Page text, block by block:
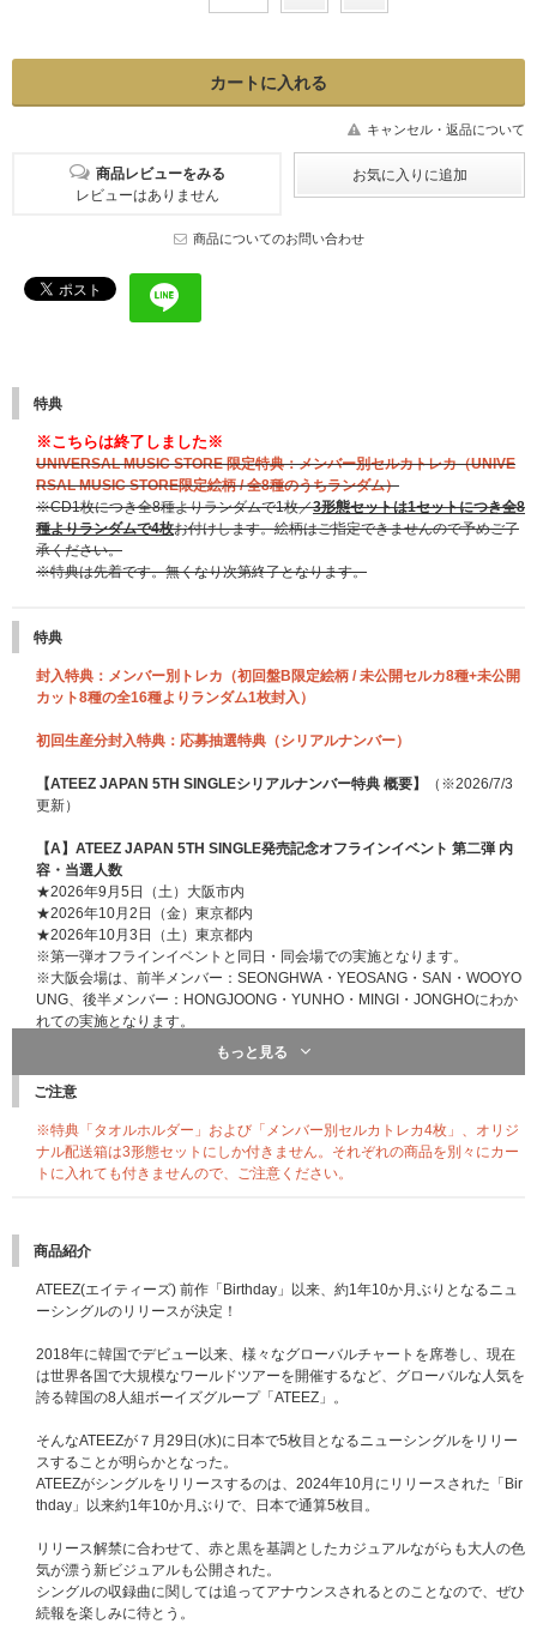
キャンセル・返品について
商品レビューをみる
レビューはありません
商品についてのお問い合わせ
特典
※こちらは終了しました※
UNIVERSAL MUSIC STORE 限定特典：メンバー別セルカトレカ（UNIVE
RSAL MUSIC STORE限定絵柄 / 全8種のうちランダム）
※CD1枚につき全8種よりランダムで1枚／3形態セットは1セットにつき全8
種よりランダムで4枚お付けします。絵柄はご指定できませんので予めご了
承ください。
※特典は先着です。無くなり次第終了となります。
特典
封入特典：メンバー別トレカ（初回盤B限定絵柄 / 未公開セルカ8種+未公開
カット8種の全16種よりランダム1枚封入）
初回生産分封入特典：応募抽選特典（シリアルナンバー）
【ATEEZ JAPAN 5TH SINGLEシリアルナンバー特典 概要】
（※2026/7/3
更新）
【A】ATEEZ JAPAN 5TH SINGLE発売記念オフラインイベント 第二弾 内
容・当選人数
★2026年9月5日（土）大阪市内
★2026年10月2日（金）東京都内
★2026年10月3日（土）東京都内
※第一弾オフラインイベントと同日・同会場での実施となります。
※大阪会場は、前半メンバー：SEONGHWA・YEOSANG・SAN・WOOYO
UNG、後半メンバー：HONGJOONG・YUNHO・MINGI・JONGHOにわか
れての実施となります。
【ATEEZ JAPAN OFFICIAL FANCLUB会員限定】
[当選人数] 東京・大阪共通：各日程60名、合計180名
[当選人数] 東京・大阪共通：各日程400名（各日程：各メンバー50名）、合
計1,200名
④メンバー別グッドタッチ会（※希望メンバー選択不可・撮影OK！）
[当選人数] 東京・大阪共通：各日程400名、合計1,200名
⑥【ATEEZ JAPAN OFFICIAL FANCLUB会員限定】
ATINY公式パパラッチ会
（撮影OK！）
[当選人数]
＜シリアルナンバーでの事前抽選枠＞東京・大阪共通：各日程150名、合計
450名
＜当日抽選枠＞東京・大阪共通：各日程50名、合計150名
※イベント内容の詳細、注意事項は後日ご案内いたします。
【B】スペシャル特典プレゼント企画！
①宛名入りメンバー全員直筆サイン入りポスタープレゼント
[当選人数] 8名（各メンバー1名）
②メンバー全員直筆サイン入りポスタープレゼント
[当選人数] 22名
③印字サイン&メッセージ入りフォトカードプレゼント（※希望メンバー選
択不可・未公開絵柄16種）
[当選人数] 各メンバー100名、合計800名
もっと見る
ご注意
※特典「タオルホルダー」および「メンバー別セルカトレカ4枚」、オリジ
ナル配送箱は3形態セットにしか付きません。それぞれの商品を別々にカー
トに入れても付きませんので、ご注意ください。
商品紹介
ATEEZ(エイティーズ) 前作「Birthday」以来、約1年10か月ぶりとなるニュ
ーシングルのリリースが決定！
2018年に韓国でデビュー以来、様々なグローバルチャートを席巻し、現在
は世界各国で大規模なワールドツアーを開催するなど、グローバルな人気を
誇る韓国の8人組ボーイズグループ「ATEEZ」。
そんなATEEZが７月29日(水)に日本で5枚目となるニューシングルをリリー
スすることが明らかとなった。
ATEEZがシングルをリリースするのは、2024年10月にリリースされた「Bir
thday」以来約1年10か月ぶりで、日本で通算5枚目。
リリース解禁に合わせて、赤と黒を基調としたカジュアルながらも大人の色
気が漂う新ビジュアルも公開された。
シングルの収録曲に関しては追ってアナウンスされるとのことなので、ぜひ
続報を楽しみに待とう。